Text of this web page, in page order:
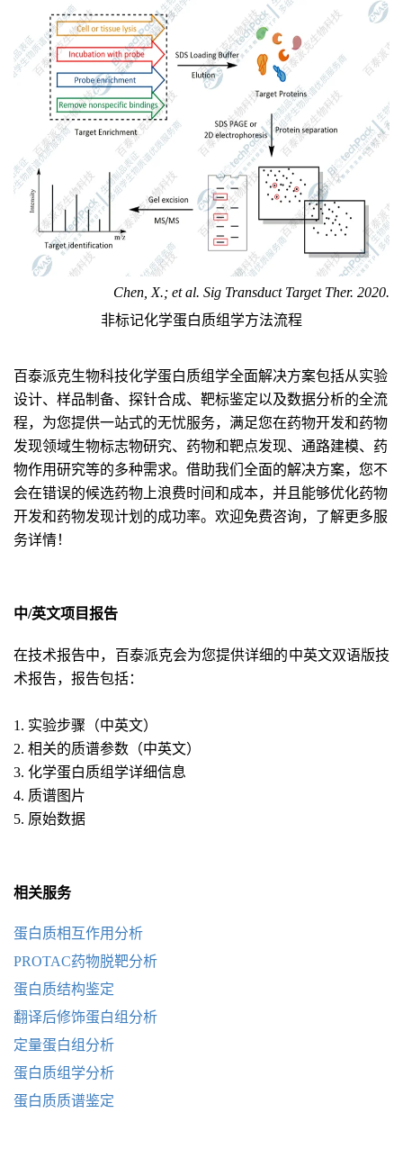
Chen, X.; et al. Sig Transduct Target Ther. 2020.
非标记化学蛋白质组学方法流程
百泰派克生物科技化学蛋白质组学全面解决方案包括从实验
设计、 样品制备、探针合成、靶标鉴定以及数据分析的全流
程，为您提供一站式的无忧服务，满足您在药物开发和药物
发现领域生物标志物研究、药物和靶点发现、通路建模、药
物作用研究等的多种需求。借助我们全面的解决方案，您不
会在错误的候选药物上浪费时间和成本，并且能够优化药物
开发和药物发现计划的成功率。欢迎免费咨询，了解更多服
务详情！
中/英文项目报告
在技术报告中，百泰派克会为您提供详细的中英文双语版技
术报告，报告包括：
1. 实验步骤（中英文）
2. 相关的质谱参数（中英文）
3. 化学蛋白质组学详细信息
4. 质谱图片
5. 原始数据
相关服务
蛋白质相互作用分析
PROTAC药物脱靶分析
蛋白质结构鉴定
翻译后修饰蛋白组分析
定量蛋白组分析
蛋白质组学分析
蛋白质质谱鉴定